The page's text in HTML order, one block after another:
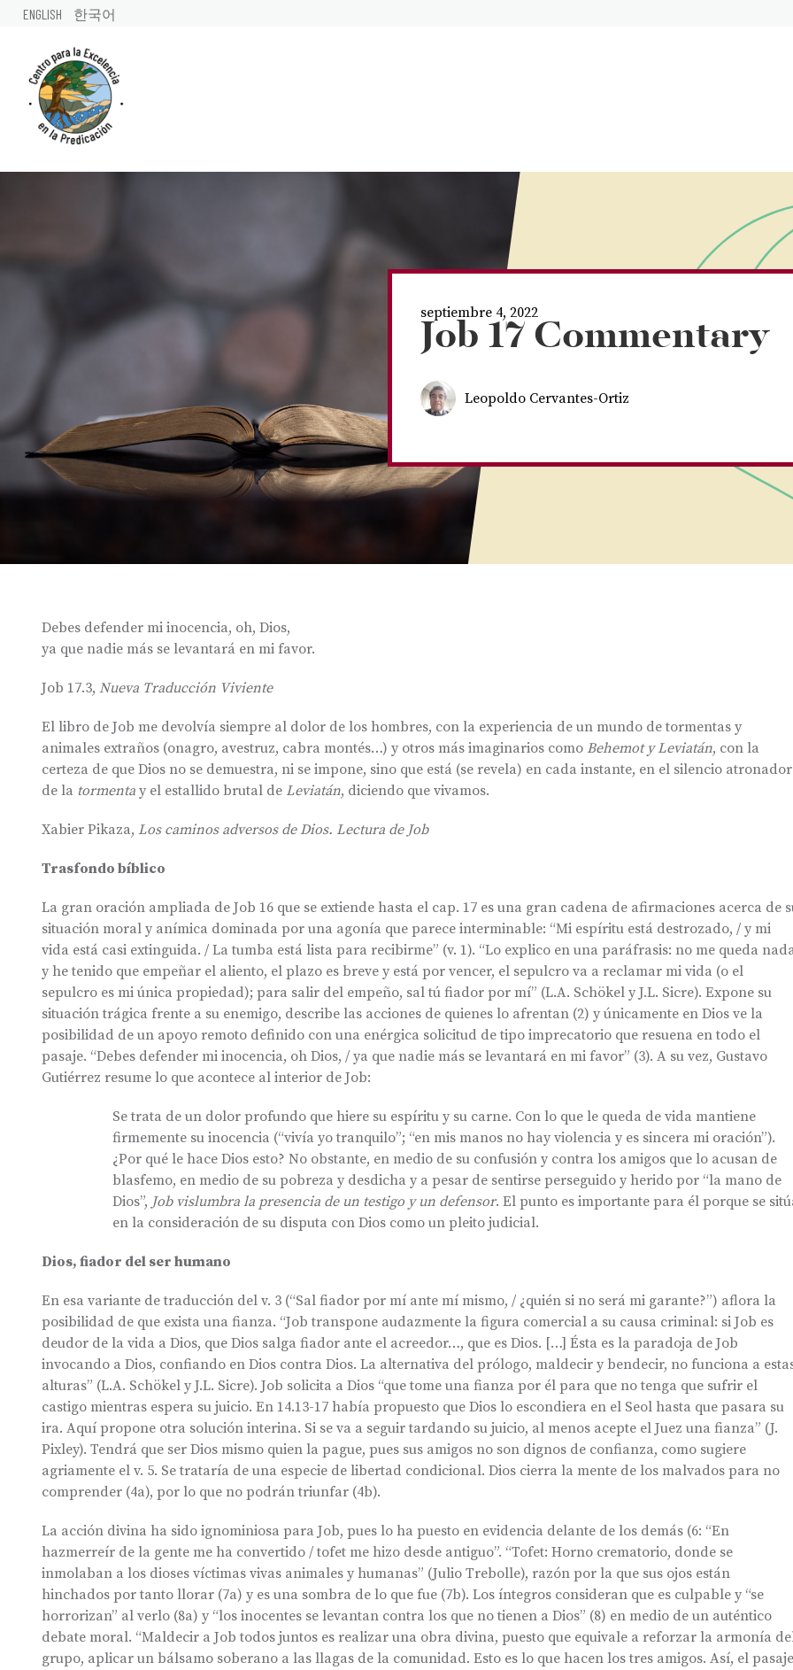
ENGLISH 한국어
septiembre 4, 2022
Job 17 Commentary
Leopoldo Cervantes-Ortiz
Debes defender mi inocencia, oh, Dios,
ya que nadie más se levantará en mi favor.
Job 17.3, Nueva Traducción Viviente
El libro de Job me devolvía siempre al dolor de los hombres, con la experiencia de un mundo de tormentas y
animales extraños (onagro, avestruz, cabra montés…) y otros más imaginarios como Behemot y Leviatán, con la
certeza de que Dios no se demuestra, ni se impone, sino que está (se revela) en cada instante, en el silencio atronador
de la tormenta y el estallido brutal de Leviatán, diciendo que vivamos.
Xabier Pikaza, Los caminos adversos de Dios. Lectura de Job
Trasfondo bíblico
La gran oración ampliada de Job 16 que se extiende hasta el cap. 17 es una gran cadena de afirmaciones acerca de
situación moral y anímica dominada por una agonía que parece interminable: “Mi espíritu está destrozado, / y mi
vida está casi extinguida. / La tumba está lista para recibirme” (v. 1). “Lo explico en una paráfrasis: no me queda
y he tenido que empeñar el aliento, el plazo es breve y está por vencer, el sepulcro va a reclamar mi vida (o el
sepulcro es mi única propiedad); para salir del empeño, sal tú fiador por mí” (L.A. Schökel y J.L. Sicre). Expone su
situación trágica frente a su enemigo, describe las acciones de quienes lo afrentan (2) y únicamente en Dios ve la
posibilidad de un apoyo remoto definido con una enérgica solicitud de tipo imprecatorio que resuena en todo el
pasaje. “Debes defender mi inocencia, oh Dios, / ya que nadie más se levantará en mi favor” (3). A su vez, Gustavo
Gutiérrez resume lo que acontece al interior de Job:
Se trata de un dolor profundo que hiere su espíritu y su carne. Con lo que le queda de vida mantiene
firmemente su inocencia (“vivía yo tranquilo”; “en mis manos no hay violencia y es sincera mi oración”).
¿Por qué le hace Dios esto? No obstante, en medio de su confusión y contra los amigos que lo acusan de
blasfemo, en medio de su pobreza y desdicha y a pesar de sentirse perseguido y herido por “la mano de
Dios”, Job vislumbra la presencia de un testigo y un defensor. El punto es importante para él porque se
en la consideración de su disputa con Dios como un pleito judicial.
Dios, fiador del ser humano
En esa variante de traducción del v. 3 (“Sal fiador por mí ante mí mismo, / ¿quién si no será mi garante?”) aflora la
posibilidad de que exista una fianza. “Job transpone audazmente la figura comercial a su causa criminal: si Job es
deudor de la vida a Dios, que Dios salga fiador ante el acreedor…, que es Dios. […] Ésta es la paradoja de Job
invocando a Dios, confiando en Dios contra Dios. La alternativa del prólogo, maldecir y bendecir, no funciona a
alturas” (L.A. Schökel y J.L. Sicre). Job solicita a Dios “que tome una fianza por él para que no tenga que sufrir el
castigo mientras espera su juicio. En 14.13-17 había propuesto que Dios lo escondiera en el Seol hasta que pasara su
ira. Aquí propone otra solución interina. Si se va a seguir tardando su juicio, al menos acepte el Juez una fianza” (J.
Pixley). Tendrá que ser Dios mismo quien la pague, pues sus amigos no son dignos de confianza, como sugiere
agriamente el v. 5. Se trataría de una especie de libertad condicional. Dios cierra la mente de los malvados para no
comprender (4a), por lo que no podrán triunfar (4b).
La acción divina ha sido ignominiosa para Job, pues lo ha puesto en evidencia delante de los demás (6: “En
hazmerreír de la gente me ha convertido / tofet me hizo desde antiguo”. “Tofet: Horno crematorio, donde se
inmolaban a los dioses víctimas vivas animales y humanas” (Julio Trebolle), razón por la que sus ojos están
hinchados por tanto llorar (7a) y es una sombra de lo que fue (7b). Los íntegros consideran que es culpable y “se
horrorizan” al verlo (8a) y “los inocentes se levantan contra los que no tienen a Dios” (8) en medio de un auténtico
debate moral. “Maldecir a Job todos juntos es realizar una obra divina, puesto que equivale a reforzar la armonía
grupo, aplicar un bálsamo soberano a las llagas de la comunidad. Esto es lo que hacen los tres amigos. Así, el pasaje